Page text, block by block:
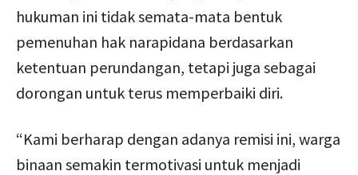
hukuman ini tidak semata-mata bentuk
pemenuhan hak narapidana berdasarkan
ketentuan perundangan, tetapi juga sebagai
dorongan untuk terus memperbaiki diri.
“Kami berharap dengan adanya remisi ini, warga
binaan semakin termotivasi untuk menjadi